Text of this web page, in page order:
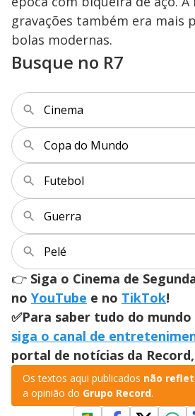
gravações também era mais
bolas modernas.
Busque no R7
Cinema
Copa do Mundo
Futebol
Guerra
Pelé
👉 Siga o Cinema de
no YouTube e no TikTok!
✅Para saber tudo do
siga o canal de
portal de notícias da
Os textos aqui publicados não
a opinião do Grupo Record.